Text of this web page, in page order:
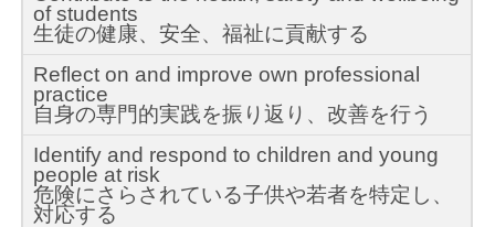
of students
生徒の健康、安全、福祉に貢献する
Reflect on and improve own professional
practice
自身の専門的実践を振り返り、改善を行う
Identify and respond to children and young
people at risk
危険にさらされている子供や若者を特定し、
対応する